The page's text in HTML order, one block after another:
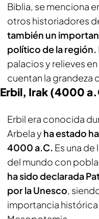
Biblia, se menciona
otros historiadores
también un
político de la región.
palacios y relieves
cuentan la grandeza
Erbil, Irak (4000
Erbil era conocida
Arbela y ha estado
4000 a.C. Es una
del mundo con
ha sido declarada
por la Unesco,
importancia histórica